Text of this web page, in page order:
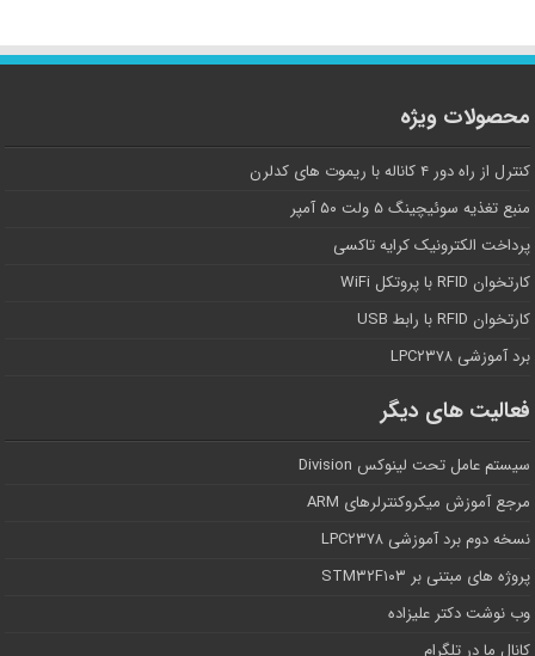
محصولات ویژه
کنترل از راه دور ۴ کاناله با ریموت های کدلرن
منبع تغذیه سوئیچینگ ۵ ولت ۵۰ آمپر
پرداخت الکترونیک کرایه تاکسی
کارتخوان RFID با پروتکل WiFi
کارتخوان RFID با رابط USB
برد آموزشی LPC۲۳۷۸
فعالیت های دیگر
سیستم عامل تحت لینوکس Division
مرجع آموزش میکروکنترلرهای ARM
نسخه دوم برد آموزشی LPC۲۳۷۸
پروژه های مبتنی بر STM۳۲F۱۰۳
وب نوشت دکتر علیزاده
کانال ما در تلگرام